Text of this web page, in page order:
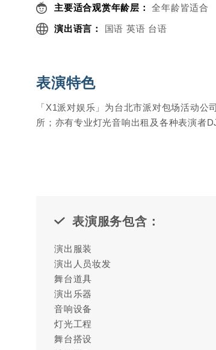
主要适合观赏年龄层： 全年龄皆适合
演出语言： 国语 英语 台语
表演特色
「X1派对娱乐」为台北市派对包场活动
所；亦有专业灯光音响出租及各种表演者
表演服务包含：
演出服装
演出人员妆发
舞台道具
演出乐器
音响设备
灯光工程
舞台搭设